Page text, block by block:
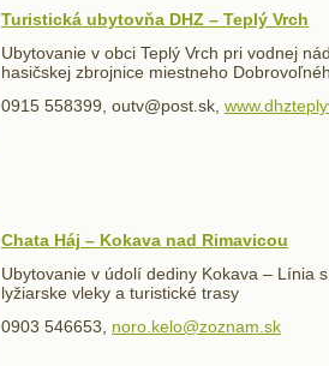
Turistická ubytovňa DHZ – Teplý Vrch
Ubytovanie v obci Teplý Vrch pri vodnej
hasičskej zbrojnice miestneho
0915 558399, outv@post.sk,
Chata Háj – Kokava nad Rimavicou
Ubytovanie v údolí dediny Kokava – Línia
lyžiarske vleky a turistické trasy
0903 546653, noro.kelo@zoznam.sk